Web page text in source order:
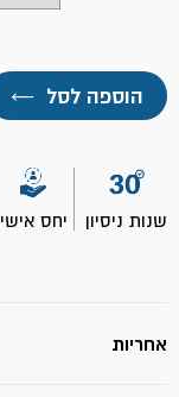
הוספה לסל ←
שנות ניסיון
יחס אישי
אחריות